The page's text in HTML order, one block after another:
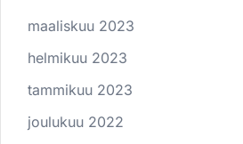
maaliskuu 2023
helmikuu 2023
tammikuu 2023
joulukuu 2022